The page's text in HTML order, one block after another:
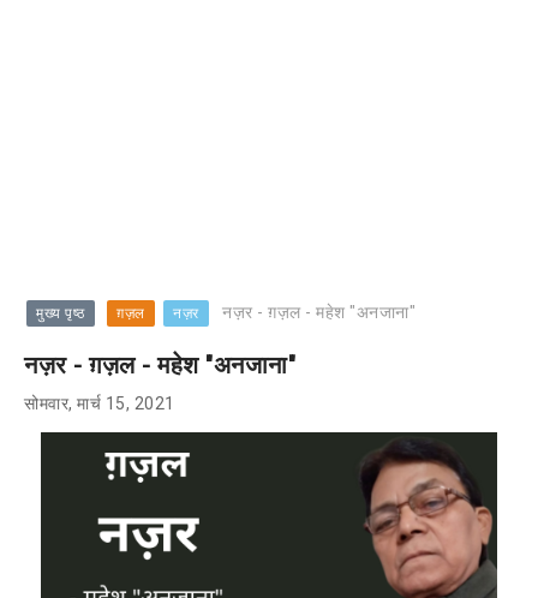
मुख्य पृष्ठ ग़ज़ल नज़र नज़र - ग़ज़ल - महेश "अनजाना"
नज़र - ग़ज़ल - महेश "अनजाना"
सोमवार, मार्च 15, 2021